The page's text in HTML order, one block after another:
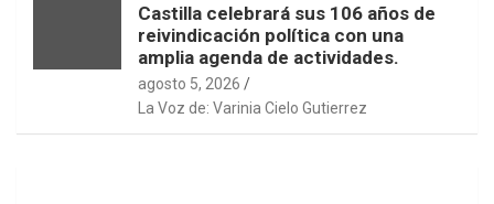
Castilla celebrará sus 106 años de
reivindicación política con una
amplia agenda de actividades.
agosto 5, 2026
La Voz de: Varinia Cielo Gutierrez